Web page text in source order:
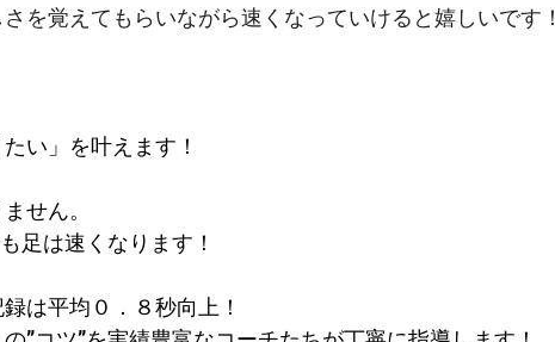
を覚えてもらいながら速くなっていけると嬉しいです！
い」を叶えます！
せん。
足は速くなります！
は平均０．８秒向上！​